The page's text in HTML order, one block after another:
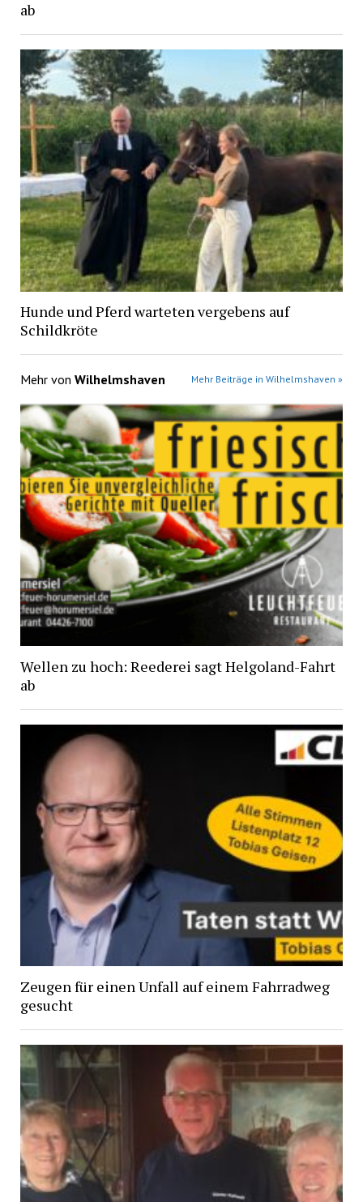
ab
Hunde und Pferd warteten vergebens auf
Schildkröte
Mehr von Wilhelmshaven Mehr Beiträge in Wilhelmshaven »
Wellen zu hoch: Reederei sagt Helgoland-Fahrt
ab
Zeugen für einen Unfall auf einem Fahrradweg
gesucht